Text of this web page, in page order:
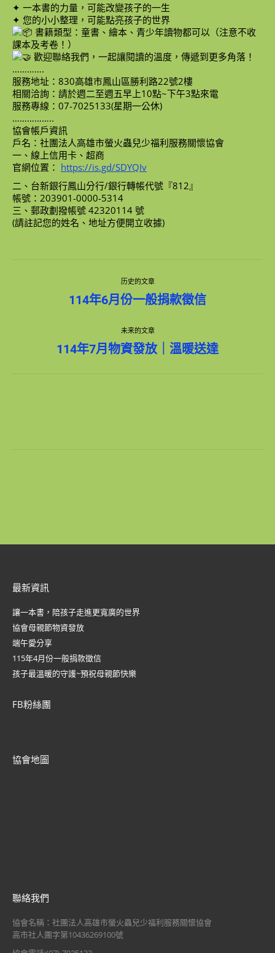
✦ 一本書的力量，可能改變孩子的一生
✦ 您的小小整理，可能點亮孩子的世界
書籍類型：童書、繪本、青少年讀物都可以（注意不收
課本及考卷！）
歡迎聯絡我們，一起讓閱讀的溫度，傳遞到更多角落！
………….
服務地址：830高雄市鳳山區勝利路22號2樓
相關洽詢：請於週二至週五早上10點~下午3點來電
服務專線：07-7025133(星期一公休)
……………..
協會帳戶資訊
戶名：社團法人高雄市螢火蟲兒少福利服務關懷協會
一、線上信用卡、超商
官網位置： https://is.gd/SDYQIv
二、台新銀行鳳山分行/銀行轉帳代號『812』
帳號：203901-0000-5314
三、郵政劃撥帳號 42320114 號
(請註記您的姓名、地址方便開立收據)
历史的文章
历
史
文
章：
114年6月份一般捐款徵信
未来的文章
未
来
114年7月物資發放｜溫暖送達
最新資訊
讓一本書，陪孩子走進更寬廣的世界
協會母親節物資發放
端午愛分享
115年4月份一般捐款徵信
孩子最溫暖的守護~預祝母親節快樂
FB粉絲團
協會地圖
聯絡我們
協會名稱：社團法人高雄市螢火蟲兒少福利服務關懷協會
高市社人團字第10436269100號